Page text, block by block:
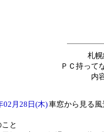
札
ＰＣ持って
内
02月28日(木)車窓から見る風
と